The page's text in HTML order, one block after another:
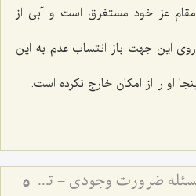
عز خود مستغرق است و آبی از
این جهت باز انتساب عدم به این
او را از امکان خارج نکرده است.
نقد دیدگاه غزالی در مسئله ضرورت وجودی - تحلیل تفاوت مفهوم و مصداق در اثبات وجوب وجود 5